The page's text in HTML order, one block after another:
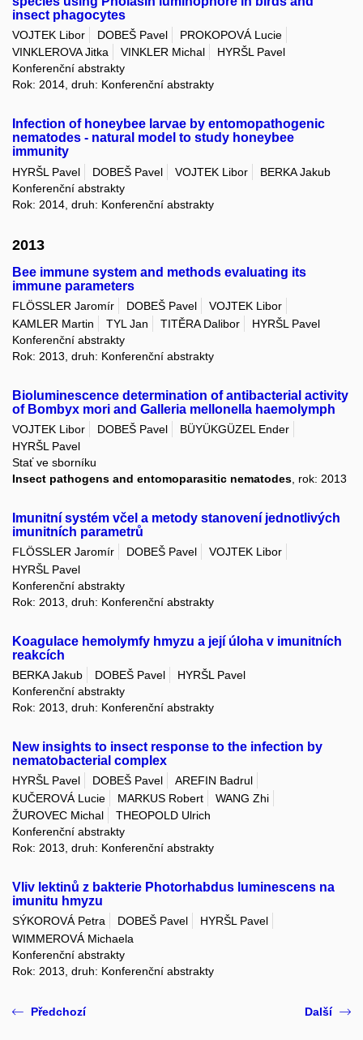
insect phagocytes
VOJTEK Libor DOBEŠ Pavel
PROKOPOVÁ Lucie
VINKLEROVA Jitka
VINKLER Michal
HYRŠL Pavel
Konferenční abstrakty
Rok: 2014, druh: Konferenční abstrakty
Infection of honeybee larvae by entomopathogenic
nematodes - natural model to study honeybee
immunity
HYRŠL Pavel DOBEŠ Pavel VOJTEK Libor
BERKA Jakub
Konferenční abstrakty
Rok: 2014, druh: Konferenční abstrakty
2013
Bee immune system and methods evaluating its
immune parameters
FLÖSSLER Jaromír DOBEŠ Pavel
VOJTEK Libor
KAMLER Martin
TYL Jan TITĚRA Dalibor
HYRŠL Pavel
Konferenční abstrakty
Rok: 2013, druh: Konferenční abstrakty
Bioluminescence determination of antibacterial activity
of Bombyx mori and Galleria mellonella haemolymph
VOJTEK Libor DOBEŠ Pavel
BÜYÜKGÜZEL Ender
HYRŠL Pavel
Stať ve sborníku
Insect pathogens and entomoparasitic nematodes , rok: 2013
Imunitní systém včel a metody stanovení jednotlivých
imunitních parametrů
FLÖSSLER Jaromír DOBEŠ Pavel
VOJTEK Libor
HYRŠL Pavel
Konferenční abstrakty
Rok: 2013, druh: Konferenční abstrakty
Koagulace hemolymfy hmyzu a její úloha v imunitních
reakcích
BERKA Jakub DOBEŠ Pavel
HYRŠL Pavel
Konferenční abstrakty
Rok: 2013, druh: Konferenční abstrakty
New insights to insect response to the infection by
nematobacterial complex
HYRŠL Pavel DOBEŠ Pavel
AREFIN Badrul
KUČEROVÁ Lucie
MARKUS Robert
WANG Zhi
ŽUROVEC Michal
THEOPOLD Ulrich
Konferenční abstrakty
Rok: 2013, druh: Konferenční abstrakty
Vliv lektinů z bakterie Photorhabdus luminescens na
imunitu hmyzu
SÝKOROVÁ Petra DOBEŠ Pavel
HYRŠL Pavel
WIMMEROVÁ Michaela
Konferenční abstrakty
Rok: 2013, druh: Konferenční abstrakty
Předchozí Další